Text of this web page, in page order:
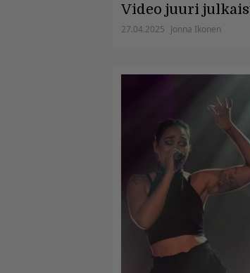
Video juuri
27.04.2025 Jonna Ikonen